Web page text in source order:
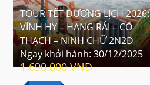
TOUR TẾT DƯƠNG LỊCH 2026:
VĨNH HY – HANG RÁI – CỔ
THẠCH – NINH CHỮ 2N2Đ
Ngay khởi hành:30/12/2025
1.690.000 VNĐ